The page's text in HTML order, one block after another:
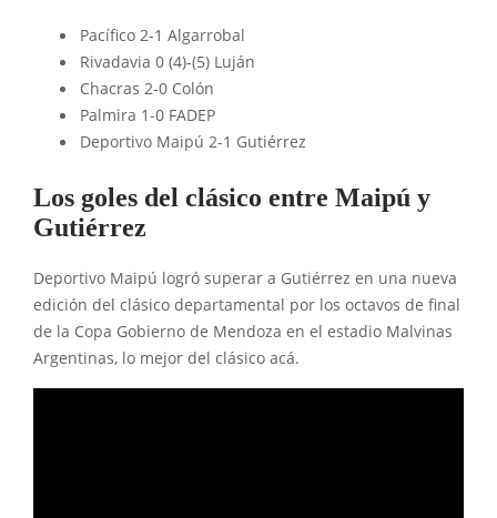
Pacífico 2-1 Algarrobal
Rivadavia 0 (4)-(5) Luján
Chacras 2-0 Colón
Palmira 1-0 FADEP
Deportivo Maipú 2-1 Gutiérrez
Los goles del clásico entre Maipú y
Gutiérrez
Deportivo Maipú logró superar a Gutiérrez en una nueva
edición del clásico departamental por los octavos de final
de la Copa Gobierno de Mendoza en el estadio Malvinas
Argentinas, lo mejor del clásico acá.